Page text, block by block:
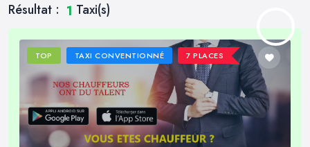
Résultat : 1 Taxi(s)
TOP TAXI CONVENTIONNÉ 7 PLACES